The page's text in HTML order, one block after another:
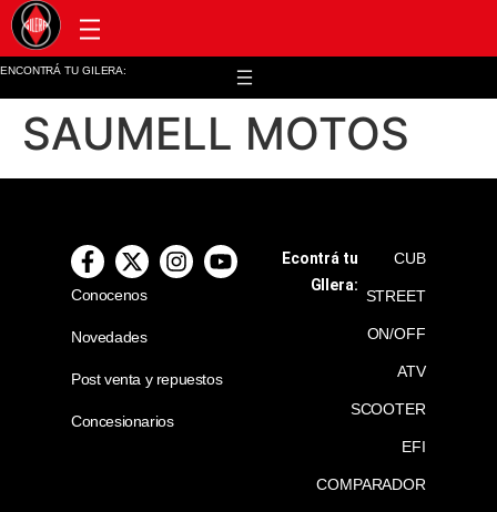
ENCONTRÁ TU GILERA:
SAUMELL MOTOS
Conocenos
Novedades
Post venta y repuestos
Concesionarios
Econtrá tu
GIlera:
CUB
STREET
ON/OFF
ATV
SCOOTER
EFI
COMPARADOR